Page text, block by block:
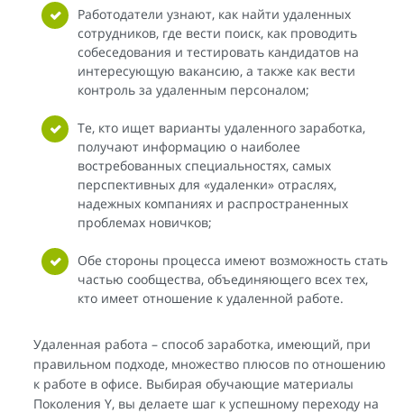
Работодатели узнают, как найти удаленных
сотрудников, где вести поиск, как проводить
собеседования и тестировать кандидатов на
интересующую вакансию, а также как вести
контроль за удаленным персоналом;
Те, кто ищет варианты удаленного заработка,
получают информацию о наиболее
востребованных специальностях, самых
перспективных для «удаленки» отраслях,
надежных компаниях и распространенных
проблемах новичков;
Обе стороны процесса имеют возможность стать
частью сообщества, объединяющего всех тех,
кто имеет отношение к удаленной работе.
Удаленная работа – способ заработка, имеющий, при
правильном подходе, множество плюсов по отношению
к работе в офисе. Выбирая обучающие материалы
Поколения Y, вы делаете шаг к успешному переходу на